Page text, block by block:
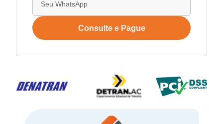
Consulte e Pague